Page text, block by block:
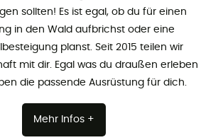
sollten! Es ist egal, ob du für einen
in den Wald aufbrichst oder eine
planst. Seit 2015 teilen wir
mit dir. Egal was du draußen erleben
die passende Ausrüstung für dich.
Mehr Infos +